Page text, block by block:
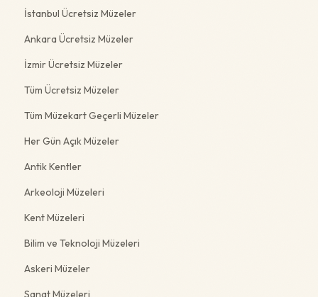
İstanbul Ücretsiz Müzeler
Ankara Ücretsiz Müzeler
İzmir Ücretsiz Müzeler
Tüm Ücretsiz Müzeler
Tüm Müzekart Geçerli Müzeler
Her Gün Açık Müzeler
Antik Kentler
Arkeoloji Müzeleri
Kent Müzeleri
Bilim ve Teknoloji Müzeleri
Askeri Müzeler
Sanat Müzeleri